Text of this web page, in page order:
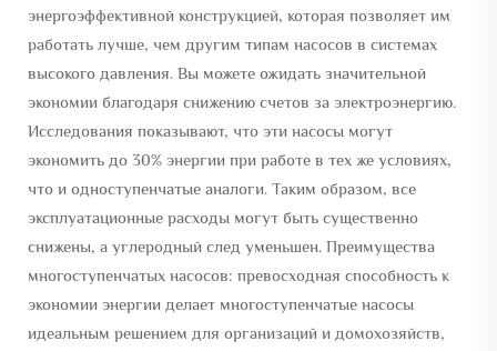
энергоэффективной конструкцией, которая позволяет им
работать лучше, чем другим типам насосов в системах
высокого давления. Вы можете ожидать значительной
экономии благодаря снижению счетов за электроэнергию.
Исследования показывают, что эти насосы могут
экономить до 30% энергии при работе в тех же условиях,
что и одноступенчатые аналоги. Таким образом, все
эксплуатационные расходы могут быть существенно
снижены, а углеродный след уменьшен. Преимущества
многоступенчатых насосов: превосходная способность к
экономии энергии делает многоступенчатые насосы
идеальным решением для организаций и домохозяйств,